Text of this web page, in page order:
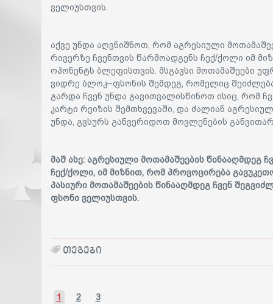
ველიუსთვის.
აქვე უნდა აღვნიშნოთ, რომ აგრესიული
რივერზე ჩვენთვის წარმოადგენს ჩექ/ქოლი იმ
ოპონენტს ბლეფისთვის. მსგავსი მოთამაშეები
ვიდრე ბლოკ–ფსონის შემდეგ, რომელიც
გარდა ჩვენ უნდა გავითვალისწინოთ ისიც, რომ
კარტი რეიზის შემთხვევაში, და ძალიან
უნდა, გვსურს განვერიდოთ მოვლენების
მაშ ასე: აგრესიული მოთამაშეების წინააღმდეგ
ჩექ/ქოლი, იმ მიზნით, რომ პროვოცირება
პასიური მოთამაშეების წინააღმდეგ ჩვენ
ფსონი ველიუსთვის.
ᲗᲔᲒᲔᲑᲘ
1 2 3